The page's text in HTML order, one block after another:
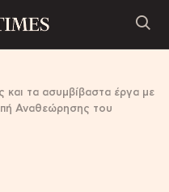
και τα ασυμβίβαστα έργα με
Αναθεώρησης του